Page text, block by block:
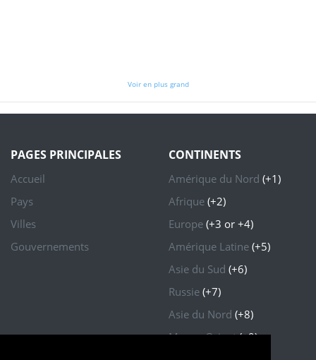
Voir en plus grand
PAGES PRINCIPALES
Accueil
Pays
Villes
Gouvernements
CONTINENTS
Amérique du Nord (+1)
Afrique (+2)
Europe (+3 or +4)
Amérique Latine (+5)
Asie du Sud (+6)
Russie (+7)
Asie du Nord (+8)
Moyen Orient(+9)